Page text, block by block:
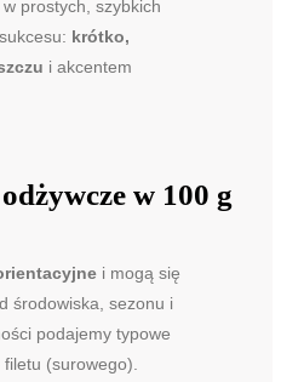
w prostych, szybkich
krótko,
i akcentem
w 100 g
i mogą się
środowiska, sezonu i
podajemy typowe
(surowego).